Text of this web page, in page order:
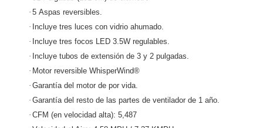
· 5 Aspas reversibles.
· Incluye tres luces con vidrio ahumado.
· Incluye tres focos LED 3.5W regulables.
· Incluye tubos de extensión de 3 y 2 pulgadas.
· Motor reversible WhisperWind®
· Garantía del motor de por vida.
· Garantía del resto de las partes de ventilador de 1 año.
· CFM (en velocidad alta): 5,487